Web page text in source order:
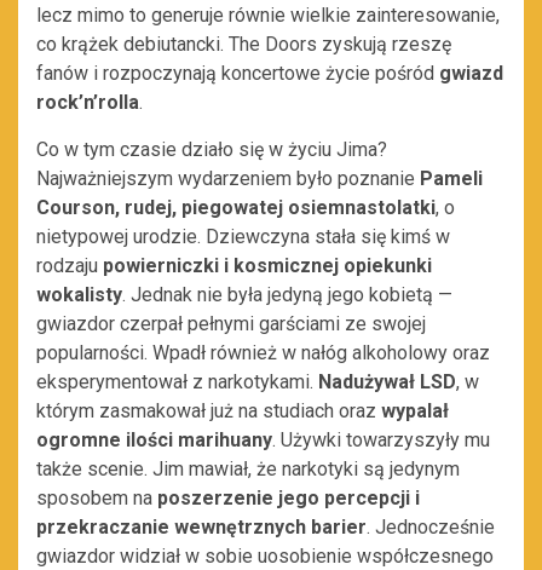
lecz mimo to generuje równie wielkie zainteresowanie,
co krążek debiutancki. The Doors zyskują rzeszę
fanów i rozpoczynają koncertowe życie pośród gwiazd
rock’n’rolla.
Co w tym czasie działo się w życiu Jima?
Najważniejszym wydarzeniem było poznanie Pameli
Courson, rudej, piegowatej osiemnastolatki, o
nietypowej urodzie. Dziewczyna stała się kimś w
rodzaju powierniczki i kosmicznej opiekunki
wokalisty. Jednak nie była jedyną jego kobietą —
gwiazdor czerpał pełnymi garściami ze swojej
popularności. Wpadł również w nałóg alkoholowy oraz
eksperymentował z narkotykami. Nadużywał LSD, w
którym zasmakował już na studiach oraz wypalał
ogromne ilości marihuany. Używki towarzyszyły mu
także scenie. Jim mawiał, że narkotyki są jedynym
sposobem na poszerzenie jego percepcji i
przekraczanie wewnętrznych barier. Jednocześnie
gwiazdor widział w sobie uosobienie współczesnego